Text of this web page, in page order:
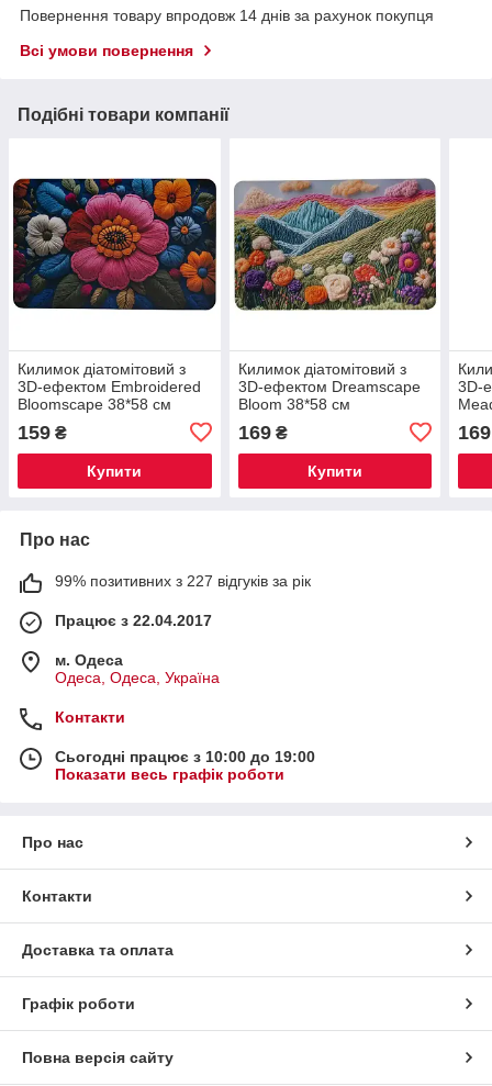
Повернення товару впродовж 14 днів за рахунок покупця
Всі умови повернення
Подібні товари компанії
Килимок діатомітовий з
3D-ефектом Embroidered
Bloomscape 38*58 см
універсальний HP-42-31
159 ₴
Купити
Килимок діатомітовий з
3D-ефектом Dreamscape
Bloom 38*58 см
універсальний HP-42-32
169₴
Купити
3D-
169
Про нас
99% позитивних з 227 відгуків за рік
Працює з 22.04.2017
м. Одеса
Одеса, Одеса, Україна
Контакти
Сьогодні працює з 10:00 до 19:00
Показати весь графік роботи
Про нас
Контакти
Доставка та оплата
Графік роботи
Повна версія сайту